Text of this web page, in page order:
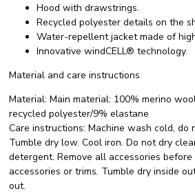
Hood with drawstrings.
Recycled polyester details on the
Water-repellent jacket made of
Innovative windCELL® technology.
Material and care instructions
Material: Main material: 100% merino
recycled polyester/9% elastane
Care instructions: Machine wash cold, do
Tumble dry low. Cool iron. Do not dry
detergent. Remove all accessories
accessories or trims. Tumble dry inside
out.